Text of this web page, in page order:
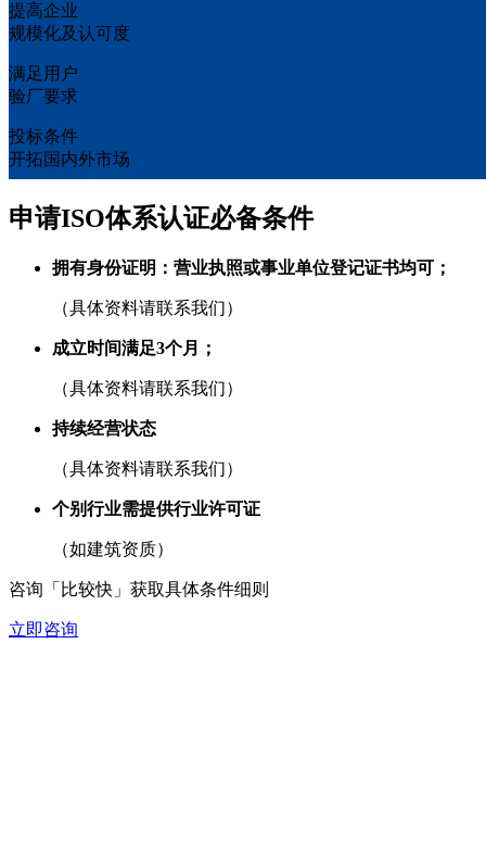
提高企业
规模化及认可度
满足用户
验厂要求
投标条件
开拓国内外市场
申请ISO体系认证必备条件
拥有身份证明：营业执照或事业单位登记证书均可；
（具体资料请联系我们）
成立时间满足3个月；
（具体资料请联系我们）
持续经营状态
（具体资料请联系我们）
个别行业需提供行业许可证
（如建筑资质）
咨询「比较快」获取具体条件细则
立即咨询